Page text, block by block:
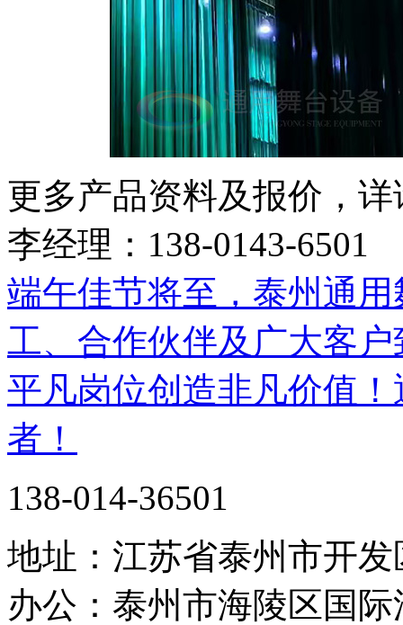
更多产品资料及报价，
李经理：138-0143-6501
端午佳节将至，泰州通
工、合作伙伴及广大客
平凡岗位创造非凡价值
者！
138-014-36501
地址：江苏省泰州市开
办公：泰州市海陵区国